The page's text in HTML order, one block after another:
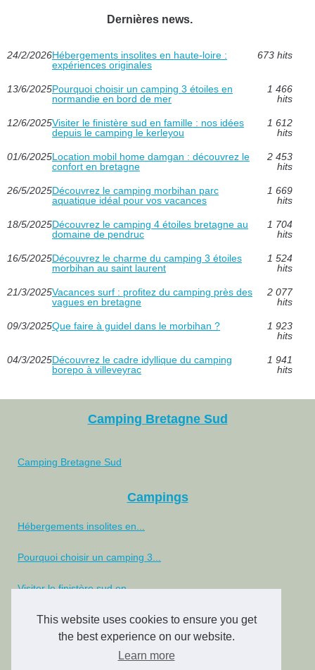
This website uses cookies to ensure you get
the best experience on our website.
Learn more
Dernières news.
24/2/2026Hébergements insolites en haute-loire :
expériences originales
673 hits
13/6/2025Pourquoi choisir un camping 3 étoiles en
normandie en bord de mer
1 466
hits
12/6/2025Visiter le finistère sud en famille : nos idées
depuis le camping le kerleyou
1 612
hits
01/6/2025Location mobil home damgan : découvrez le
confort en bretagne
2 453
hits
26/5/2025Découvrez le camping morbihan parc
aquatique idéal pour vos vacances
1 669
hits
18/5/2025Découvrez le camping 4 étoiles bretagne au
domaine de pendruc
1 704
hits
16/5/2025Découvrez le charme du camping 3 étoiles
morbihan au saint laurent
1 524
hits
21/3/2025Vacances surf : profitez du camping près des
vagues en bretagne
2 077
hits
09/3/2025Que faire à guidel dans le morbihan ?
1 923
hits
04/3/2025Découvrez le cadre idyllique du camping
borepo à villeveyrac
1 941
hits
Camping Bretagne Sud
Camping Bretagne Sud
Campings
Hébergements insolites en...
Pourquoi choisir un camping 3...
Visiter le finistère sud en...
Location mobil home damgan :...
Découvrez le camping...